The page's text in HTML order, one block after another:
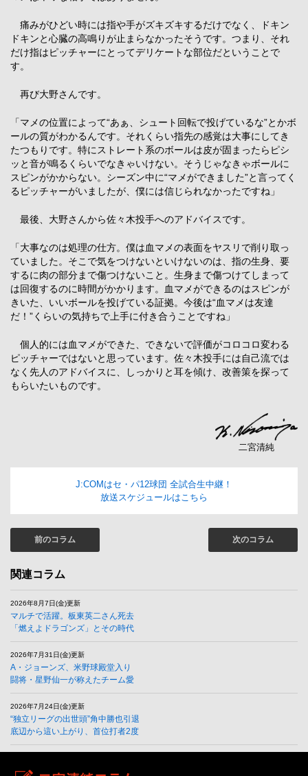
痛みがひどい時には指や手がズキズキするだけでなく、ドキン
ドキンと心臓の高鳴りが止まらなかったそうです。つまり、それ
だけ指はピッチャーにとってデリケートな部位だということで
す。
再び大野さんです。
「マメの位置によって“あぁ、シュート回転で投げているな”とかボ
ールの質がわかるんです。それくらい指先の感覚は大事にしてき
たつもりです。特にストレート系のボールは皮が固まったらピシ
ッと音が鳴るくらいでなきゃいけない。そうじゃなきゃボールに
スピンがかからない。シーズン中に“マメができました”と言ってく
るピッチャーがいましたが、僕には信じられなかったですね」
最後、大野さんから佐々木投手へのアドバイスです。
「大事なのは処理の仕方。僕は血マメの表面をヤスリで削り取っ
ていました。そこで気をつけないといけないのは、指の生身、要
するに肉の部分まで傷つけないこと。生身まで傷つけてしまって
は回復するのに時間がかかります。血マメができるのはスピンが
きいた、いいボールを投げている証拠。今後は“血マメは友達
だ！”くらいの気持ちで上手に付き合うことですね」
個人的には血マメができた、できないで評価がコロコロ変わる
ピッチャーではないと思っています。佐々木投手には自己流では
なく先人のアドバイスに、しっかりと耳を傾け、改善策を探って
もらいたいものです。
二宮清純
J:COMはセ・パ12球団 全試合生中継！
放送スケジュールはこちら
前のコラム 次のコラム
関連コラム
2026年8月7日(金)更新
マルチで活躍。板東英二さん死去
「燃えよドラゴンズ」とその時代
2026年7月31日(金)更新
A・ジョーンズ、米野球殿堂入り
闘将・星野仙一が称えたチーム愛
2026年7月24日(金)更新
“独立リーグの出世頭”角中勝也引退
底辺から這い上がり、首位打者2度